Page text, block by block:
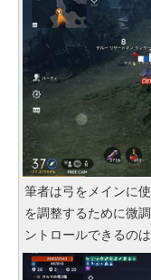
筆者は弓をメインに
を調整するために微
ントロールできるの